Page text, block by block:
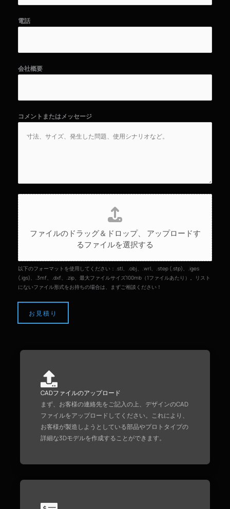
CADファイルのアップロード
まず、お客様の連絡先をご記入の上、デザインのCAD
ファイルをアップロードしてください。これにより、
お客様が製造しようとしている部品やプロトタイプの
詳細な3Dモデルを作成することができます。
電話
会社概要
コメントまたはメッセージ
フ
ァ
イ
ル
の
ア
ッ
プ
ロ
ー
ファイルのドラッグ＆ドロップ、 アップロードす
るファイルを選択する
以下のフォーマットを使用してください：.stl、.obj、.wrl、.step (.stp)、.iges
(.igs)、.3mf、.dxf、.zip、最大ファイルサイズ100mb（1ファイルあたり）。リスト
にないファイル形式をお持ちの場合は、まずご相談ください！
お見積り